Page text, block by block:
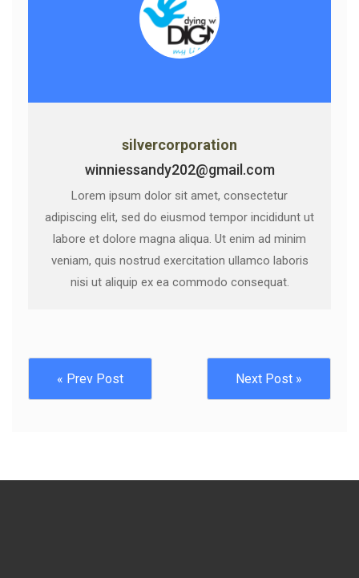
silvercorporation
winniessandy202@gmail.com
Lorem ipsum dolor sit amet, consectetur
adipiscing elit, sed do eiusmod tempor incididunt ut
labore et dolore magna aliqua. Ut enim ad minim
veniam, quis nostrud exercitation ullamco laboris
nisi ut aliquip ex ea commodo consequat.
« Prev Post Next Post »